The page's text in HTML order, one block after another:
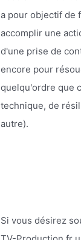
a pour objectif de
accomplir une
d'une prise de
encore pour
quelqu'ordre que
technique, de
autre).
Si vous désirez